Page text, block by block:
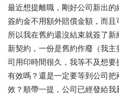
最近想提離職，剛好公司新出
簽約金不用額外賠償金額，而且
所以我在舊約還沒結束就簽了
新契約，一份是舊約作廢（我
司用印時間很久，我等不及想
有效嗎？還是一定要等到公司
效？順帶一提，公司已經發給我